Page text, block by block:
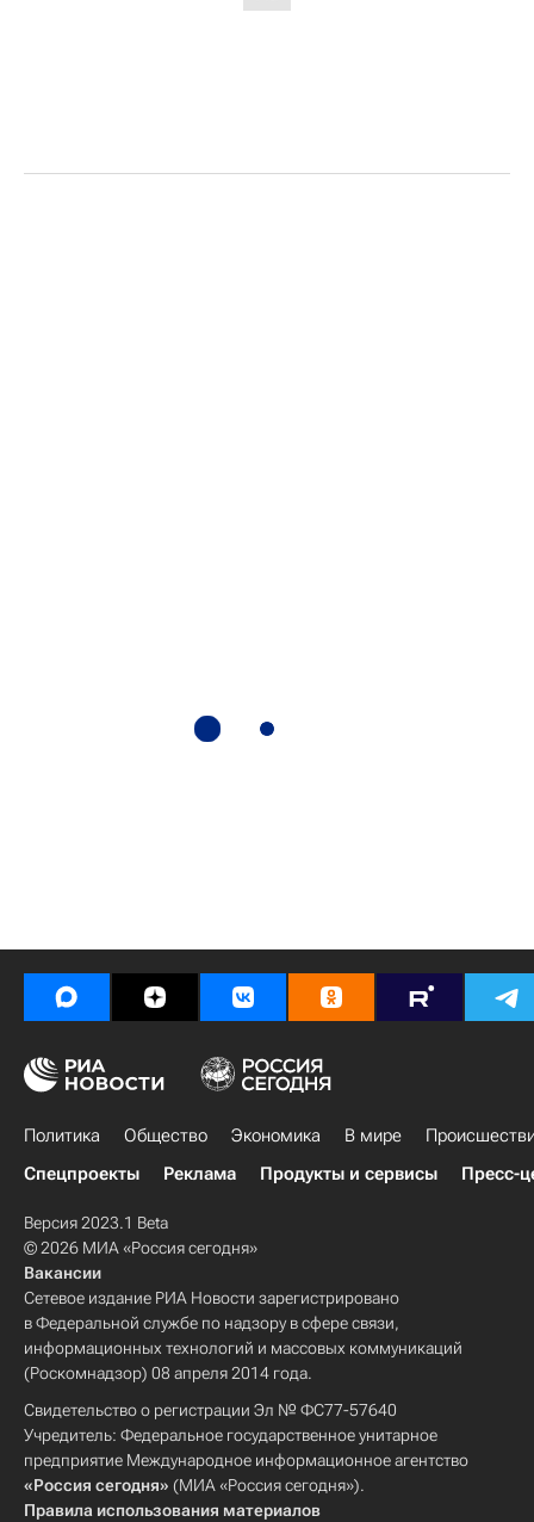
Политика Общество Экономика В мире
Спецпроекты
Реклама Продукты и сервисы Пресс-
Версия 2023.1 Beta
© 2026 МИА «Россия сегодня»
Вакансии
Сетевое издание РИА Новости зарегистрировано
в Федеральной службе по надзору в сфере связи,
информационных технологий и массовых коммуникаций
(Роскомнадзор) 08 апреля 2014 года.
Свидетельство о регистрации Эл № ФС77-57640
Учредитель: Федеральное государственное унитарное
предприятие Международное информационное агентство
«Россия сегодня» (МИА «Россия сегодня»).
Правила использования материалов